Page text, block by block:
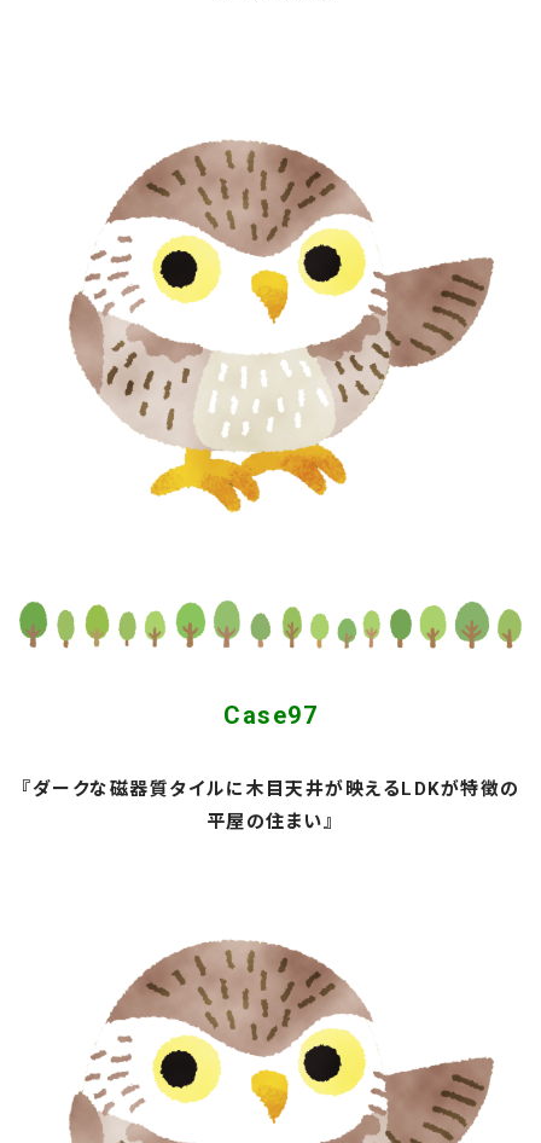
Case97
『ダークな磁器質タイルに木目天井が映えるLDKが特徴の
平屋の住まい』